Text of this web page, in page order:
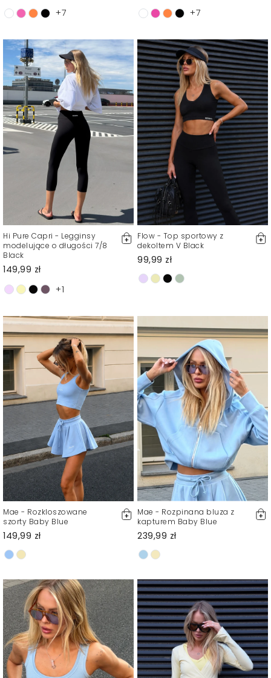
+7
+7
Hi Pure Capri - Legginsy
modelujące o długości 7/8
Black
149,99 zł
+1
Flow - Top sportowy z
dekoltem V Black
99,99 zł
Mae - Rozkloszowane
szorty Baby Blue
149,99 zł
Mae - Rozpinana bluza z
kapturem Baby Blue
239,99 zł